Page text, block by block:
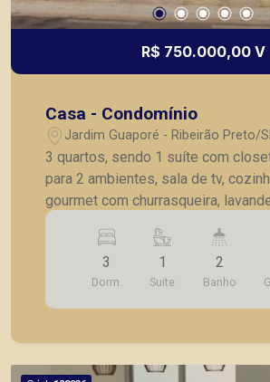
R$ 750.000,00 V
Casa - Condomínio
Jardim Guaporé - Ribeirão Preto/
3 quartos, sendo 1 suíte com
para 2 ambientes, sala de tv,
gourmet com churrasqueira,
de garagem cobertas.
3
Dorm.
1
Suite
2
Banho